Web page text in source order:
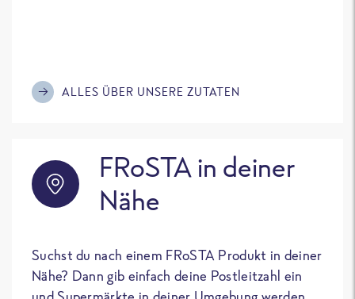
ALLES ÜBER UNSERE ZUTATEN
FRoSTA in deiner
Nähe
Suchst du nach einem FRoSTA Produkt in deiner
Nähe? Dann gib einfach deine Postleitzahl ein